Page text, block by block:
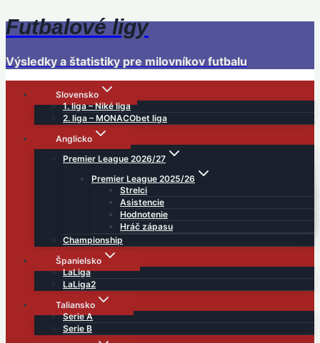
Skip
to
Futbalové ligy
Výsledky a štatistiky pre milovníkov futbalu
Slovensko
1. liga – Niké liga
2. liga – MONACObet liga
Anglicko
Premier League 2026/27
Premier League 2025/26
Strelci
Asistencie
Hodnotenie
Hráč zápasu
Championship
Španielsko
LaLiga
LaLiga2
Taliansko
Serie A
Serie B